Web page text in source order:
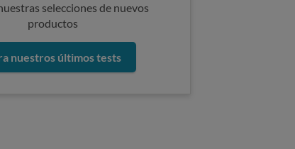
selecciones de nuevos
productos
nuestros últimos tests